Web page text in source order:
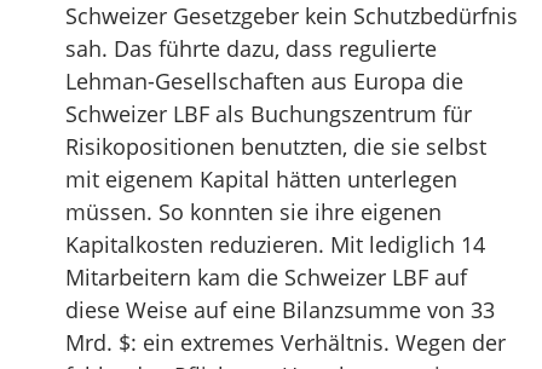
Schweizer Gesetzgeber kein Schutzbedürfnis
sah. Das führte dazu, dass regulierte
Lehman-Gesellschaften aus Europa die
Schweizer LBF als Buchungszentrum für
Risikopositionen benutzten, die sie selbst
mit eigenem Kapital hätten unterlegen
müssen. So konnten sie ihre eigenen
Kapitalkosten reduzieren. Mit lediglich 14
Mitarbeitern kam die Schweizer LBF auf
diese Weise auf eine Bilanzsumme von 33
Mrd. $: ein extremes Verhältnis. Wegen der